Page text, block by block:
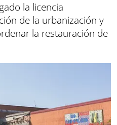
la licencia
de la urbanización y
la restauración de